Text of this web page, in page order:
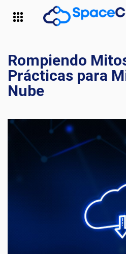
Rompiendo
Prácticas para
Nube